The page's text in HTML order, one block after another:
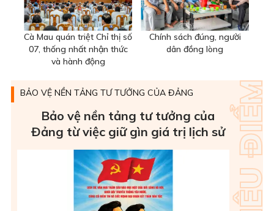
Cà Mau quán triệt Chỉ thị số
07, thống nhất nhận thức
và hành động
Chính sách đúng, người
dân đồng lòng
BẢO VỆ NỀN TẢNG TƯ TƯỞNG CỦA ĐẢNG
Bảo vệ nền tảng tư tưởng của
Ðảng từ việc giữ gìn giá trị lịch sử